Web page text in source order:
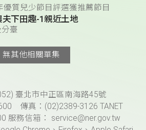
優質兒少節目評選獲推薦節目
夫下田趣-1親近土地
臺
無其他相關單集
臺北市中正區南海路45號
傳真：(02)2389-3126 TANET
服務信箱： service@ner.gov.tw